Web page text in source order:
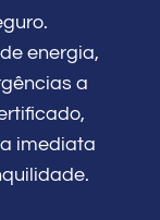
energia,
a
imediata